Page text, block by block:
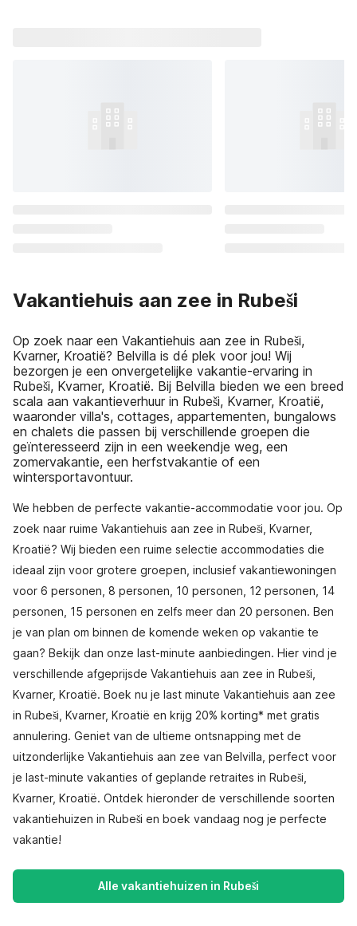
Vakantiehuis aan zee in Rubeši
Op zoek naar een Vakantiehuis aan zee in Rubeši,
Kvarner, Kroatië? Belvilla is dé plek voor jou! Wij
bezorgen je een onvergetelijke vakantie-ervaring in
Rubeši, Kvarner, Kroatië. Bij Belvilla bieden we een breed
scala aan vakantieverhuur in Rubeši, Kvarner, Kroatië,
waaronder villa's, cottages, appartementen, bungalows
en chalets die passen bij verschillende groepen die
geïnteresseerd zijn in een weekendje weg, een
zomervakantie, een herfstvakantie of een
wintersportavontuur.
We hebben de perfecte vakantie-accommodatie voor jou. Op
zoek naar ruime Vakantiehuis aan zee in Rubeši, Kvarner,
Kroatië? Wij bieden een ruime selectie accommodaties die
ideaal zijn voor grotere groepen, inclusief vakantiewoningen
voor 6 personen, 8 personen, 10 personen, 12 personen, 14
personen, 15 personen en zelfs meer dan 20 personen. Ben
je van plan om binnen de komende weken op vakantie te
gaan? Bekijk dan onze last-minute aanbiedingen. Hier vind je
verschillende afgeprijsde Vakantiehuis aan zee in Rubeši,
Kvarner, Kroatië. Boek nu je last minute Vakantiehuis aan zee
in Rubeši, Kvarner, Kroatië en krijg 20% korting* met gratis
annulering. Geniet van de ultieme ontsnapping met de
uitzonderlijke Vakantiehuis aan zee van Belvilla, perfect voor
je last-minute vakanties of geplande retraites in Rubeši,
Kvarner, Kroatië. Ontdek hieronder de verschillende soorten
vakantiehuizen in Rubeši en boek vandaag nog je perfecte
vakantie!
Alle vakantiehuizen in Rubeši